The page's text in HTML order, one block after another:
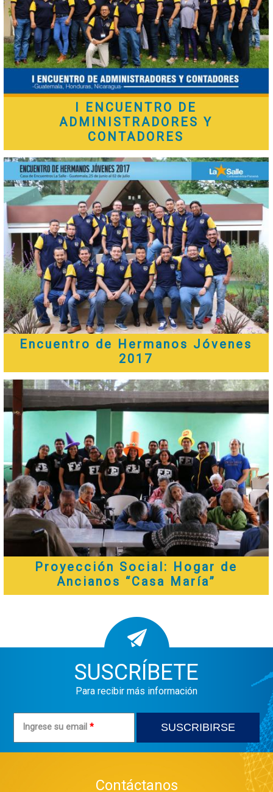
I ENCUENTRO DE
ADMINISTRADORES Y
CONTADORES
Encuentro de Hermanos Jóvenes
2017
Proyección Social: Hogar de
Ancianos “Casa María”
SUSCRÍBETE
Para recibir más información
Ingrese su email*
Contáctanos